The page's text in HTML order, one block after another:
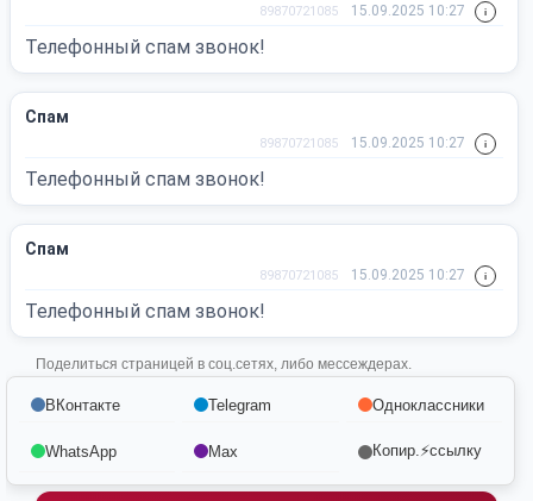
89870721085 15.09.2025 10:27
Телефонный спам звонок!
Спам
89870721085 15.09.2025 10:27
Телефонный спам звонок!
Спам
89870721085 15.09.2025 10:27
Телефонный спам звонок!
Поделиться страницей в соц.сетях, либо мессеждерах.
ВКонтакте Telegram Одноклассники
WhatsApp Max Копир.⚡ссылку